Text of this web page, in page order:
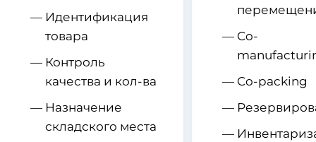
Идентификация
товара
Контроль
качества и кол-ва
Назначение
складского места
Co-
Co-packing